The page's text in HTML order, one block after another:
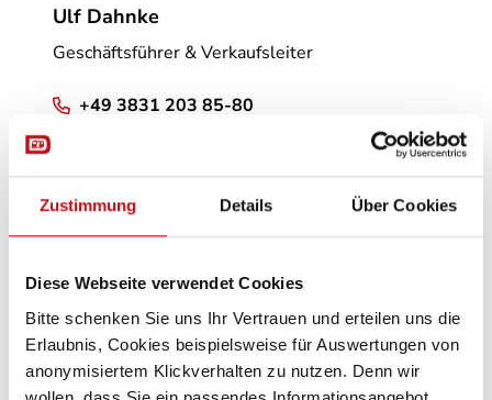
Zustimmung Details Über Cookies
Diese Webseite verwendet Cookies
Bitte schenken Sie uns Ihr Vertrauen und erteilen uns die
Erlaubnis, Cookies beispielsweise für Auswertungen von
anonymisiertem Klickverhalten zu nutzen. Denn wir
Ulf Dahnke
Geschäftsführer & Verkaufsleiter
+49 3831 203 85-80